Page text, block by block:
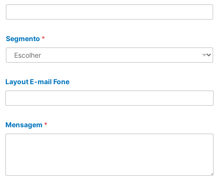
Segmento *
Layout E-mail Fone
Mensagem *